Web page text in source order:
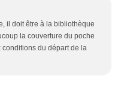
il doit être à la bibliothèque
la couverture du poche
du départ de la